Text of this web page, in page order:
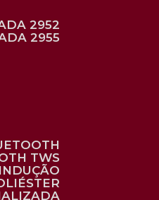
2952
2955
TWS